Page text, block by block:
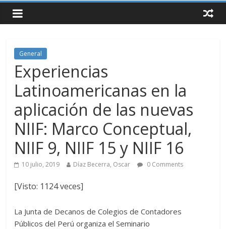
General
Experiencias
Latinoamericanas en la
aplicación de las nuevas
NIIF: Marco Conceptual,
NIIF 9, NIIF 15 y NIIF 16
10 julio, 2019 Díaz Becerra, Oscar 0 Comments
[Visto: 1124 veces]
La Junta de Decanos de Colegios de Contadores
Públicos del Perú organiza el Seminario